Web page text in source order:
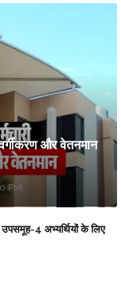
और वेतनमान
PM
4 अभ्यर्थियों के लिए